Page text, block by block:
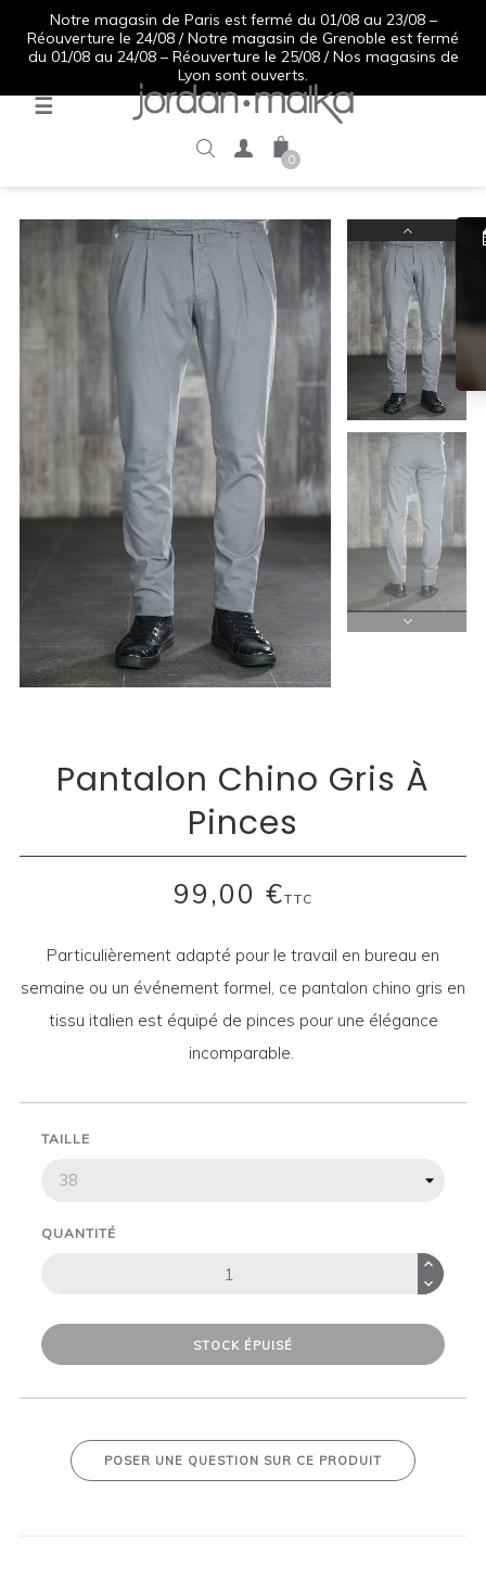
Notre magasin de Paris est fermé du 01/08 au 23/08 –
Réouverture le 24/08 / Notre magasin de Grenoble est fermé
du 01/08 au 24/08 – Réouverture le 25/08 / Nos magasins de
Lyon sont ouverts.
Basculer
☰
0
Pantalon Chino Gris À
Pinces
99,00 €TTC
Particulièrement adapté pour le travail en bureau en
semaine ou un événement formel, ce pantalon chino gris en
tissu italien est équipé de pinces pour une élégance
incomparable.
TAILLE
QUANTITÉ
STOCK ÉPUISÉ
POSER UNE QUESTION SUR CE PRODUIT